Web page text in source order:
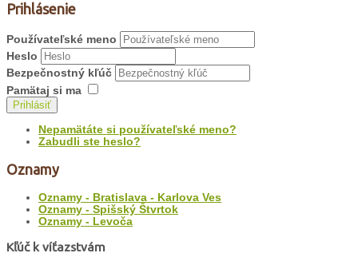
Prihlásenie
Používateľské meno
Heslo
Bezpečnostný kľúč
Pamätaj si ma
Prihlásiť
Nepamätáte si používateľské meno?
Zabudli ste heslo?
Oznamy
Oznamy - Bratislava - Karlova Ves
Oznamy - Spišský Štvrtok
Oznamy - Levoča
Kľúč k víťazstvám